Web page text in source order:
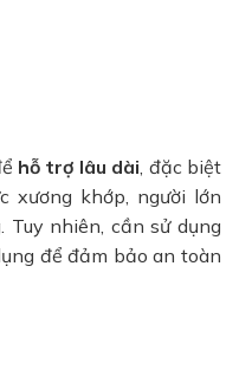
hỗ trợ lâu dài, đặc biệt
xương khớp, người lớn
Tuy nhiên, cần sử dụng
để đảm bảo an toàn